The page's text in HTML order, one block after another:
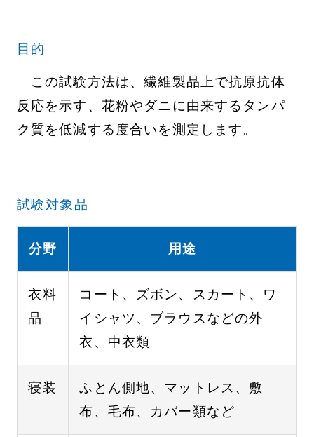
目的
この試験方法は、繊維製品上で抗原抗体
反応を示す、花粉やダニに由来するタンパ
ク質を低減する度合いを測定します。
試験対象品
分野 用途
衣料
品
コート、ズボン、スカート、ワ
イシャツ、ブラウスなどの外
衣、中衣類
寝装
ふとん側地、マットレス、敷
布、毛布、カバー類など